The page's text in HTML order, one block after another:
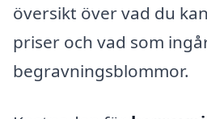
översikt över vad du
priser och vad som
begravningsblommor.